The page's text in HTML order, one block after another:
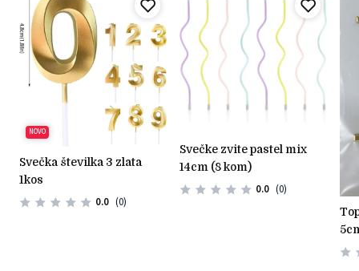
NOVO
svečka številka 3 zlata
1kos
0.0 (0)
svečke zvite pastel mix
14cm (8 kom)
0.0 (0)
topper pleksi zlati križ -